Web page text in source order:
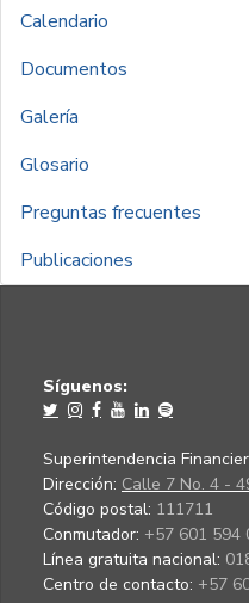
Calendario
Documentos
Galería
Glosario
Preguntas frecuentes
Publicaciones
Síguenos:
Superintendencia
Dirección: Calle 7 No. 4 -
Código postal: 111711
Conmutador: +57 601 594
Línea gratuita nacional:
Centro de contacto: +57